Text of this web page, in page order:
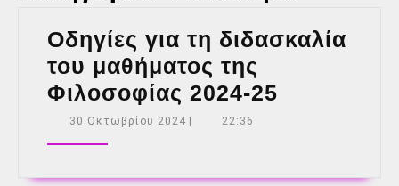
Οδηγίες για τη διδασκαλία
του μαθήματος της
Φιλοσοφίας 2024-25
30 Οκτωβρίου 2024 30
22:36